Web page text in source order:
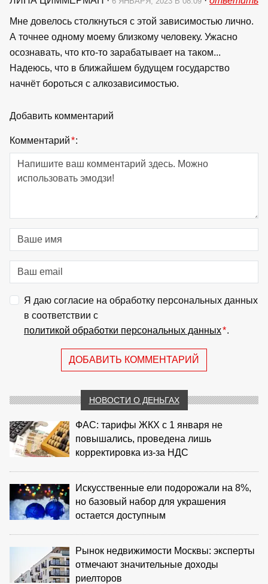
Мне довелось столкнуться с этой зависимостью лично.
А точнее одному моему близкому человеку. Ужасно
осознавать, что кто-то зарабатывает на таком...
Надеюсь, что в ближайшем будущем государство
начнёт бороться с алкозависимостью.
Добавить комментарий
Комментарий*:
Я даю согласие на обработку персональных данных
в соответствии с
политикой обработки персональных данных*.
ДОБАВИТЬ КОММЕНТАРИЙ
НОВОСТИ О ДЕНЬГАХ
ФАС: тарифы ЖКХ с 1 января не
повышались, проведена лишь
корректировка из‑за НДС
Искусственные ели подорожали на 8%,
но базовый набор для украшения
остается доступным
Рынок недвижимости Москвы: эксперты
отмечают значительные доходы
риелторов